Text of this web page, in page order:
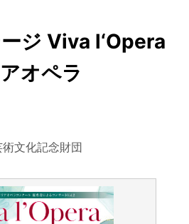
ジ Viva l‘Opera
オペラ
文化記念財団